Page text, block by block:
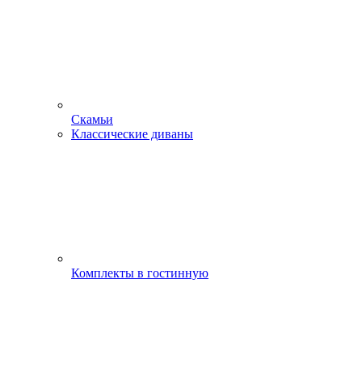
Скамьи
Классические диваны
Комплекты в гостинную